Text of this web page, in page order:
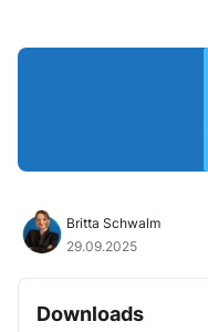
Britta Schwalm
29.09.2025
Downloads